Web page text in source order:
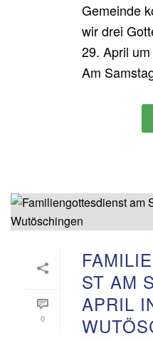
Gemeinde
wir drei
29. April
Am
0
ST AM
APRIL